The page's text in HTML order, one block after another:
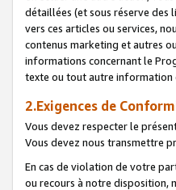
détaillées (et sous réserve des
vers ces articles ou services,
contenus marketing et autres
informations concernant le
texte ou tout autre information
2.Exigences de
Vous devez respecter le
Vous devez nous transmettre
En cas de violation de votre
ou recours à notre disposition,